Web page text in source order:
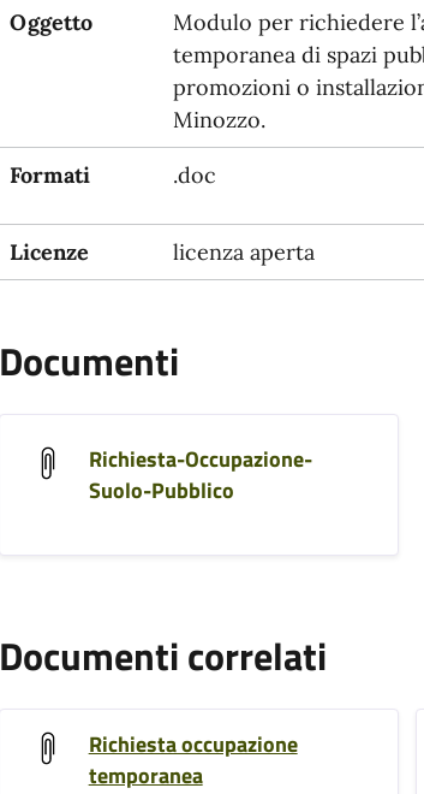
Oggetto
Modulo per richiedere
temporanea di spazi
promozioni o
Minozzo.
Formati
.doc
Licenze licenza aperta
Documenti
Richiesta-Occupazione-
Suolo-Pubblico
Documenti correlati
Richiesta occupazione
temporanea